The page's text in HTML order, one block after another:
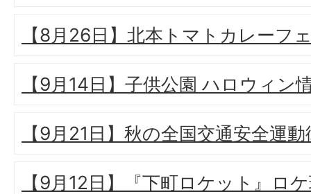
【8月26日】北本トマトカレーフ
【9月14日】子供公園 ハロウィン
【9月21日】秋の全国交通安全運
【9月12日】『下町ロケット』ロ